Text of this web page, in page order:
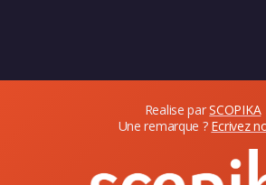
Realise parSCOPIKA
Une remarque ? Ecrivez